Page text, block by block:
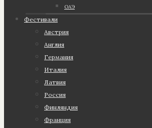
ОАЭ
Фестивали
Австрия
Англия
Германия
Италия
Латвия
Россия
Финляндия
Франция